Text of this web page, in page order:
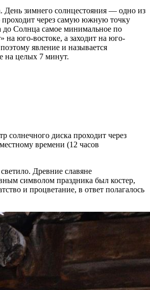
День зимнего солнцестояния — одно из
проходит через самую южную точку
до Солнца самое минимальное по
на юго-востоке, а заходит на юго-
явление и называется
на целых 7 минут.
солнечного диска проходит через
времени (12 часов
Древние славяне
символом праздника был костер,
и процветание, в ответ полагалось